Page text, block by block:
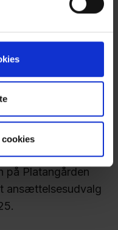
år deltaget i
på
om projektet.
nye
på Platangården
ansættelsesudvalg